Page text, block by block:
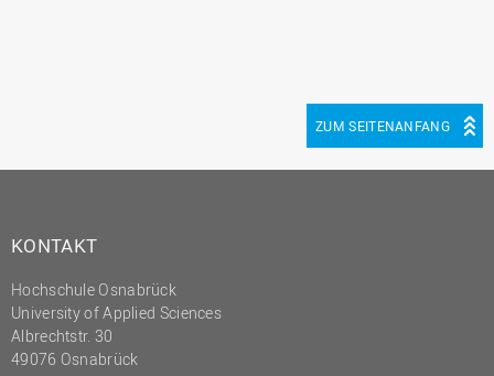
ZUM SEITENANFANG
KONTAKT
Hochschule Osnabrück
University of Applied Sciences
Albrechtstr. 30
49076 Osnabrück